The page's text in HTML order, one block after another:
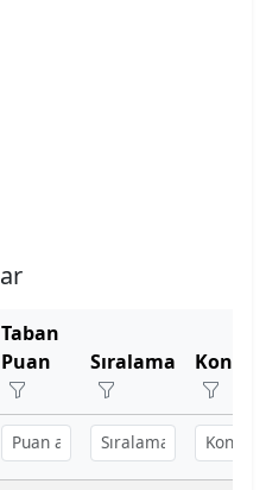
Taban
Puan
Sıralama